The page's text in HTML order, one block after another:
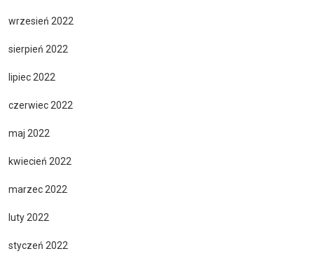
wrzesień 2022
sierpień 2022
lipiec 2022
czerwiec 2022
maj 2022
kwiecień 2022
marzec 2022
luty 2022
styczeń 2022